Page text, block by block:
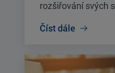
rozšiřování svých
Číst dále